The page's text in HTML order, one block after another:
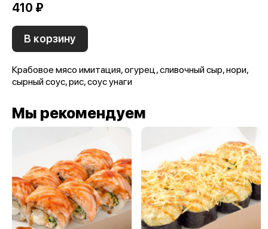
410 ₽
В корзину
Крабовое мясо имитация, огурец, сливочный сыр, нори,
сырный соус, рис, соус унаги
Мы рекомендуем